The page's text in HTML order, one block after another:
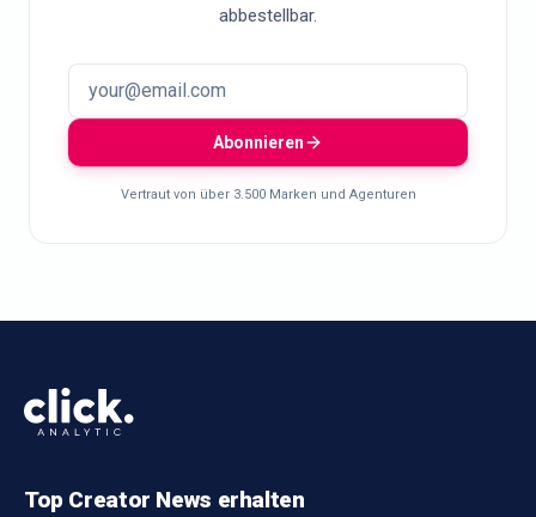
abbestellbar.
Abonnieren
Vertraut von über 3.500 Marken und Agenturen
Top Creator News erhalten